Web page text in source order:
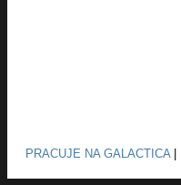
PRACUJE NA GALACTICA|